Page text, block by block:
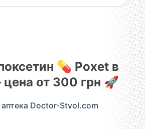
💊 Poxet в
от 300 грн 🚀
Doctor-Stvol.com